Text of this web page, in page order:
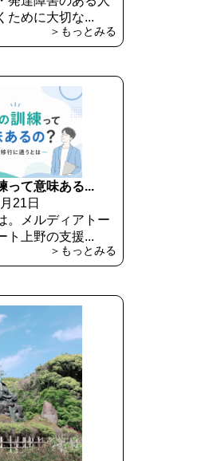
ために大切な...
＞もっとみる
って意味ある...
21日
。メルディアトー
ト上野の支援...
＞もっとみる